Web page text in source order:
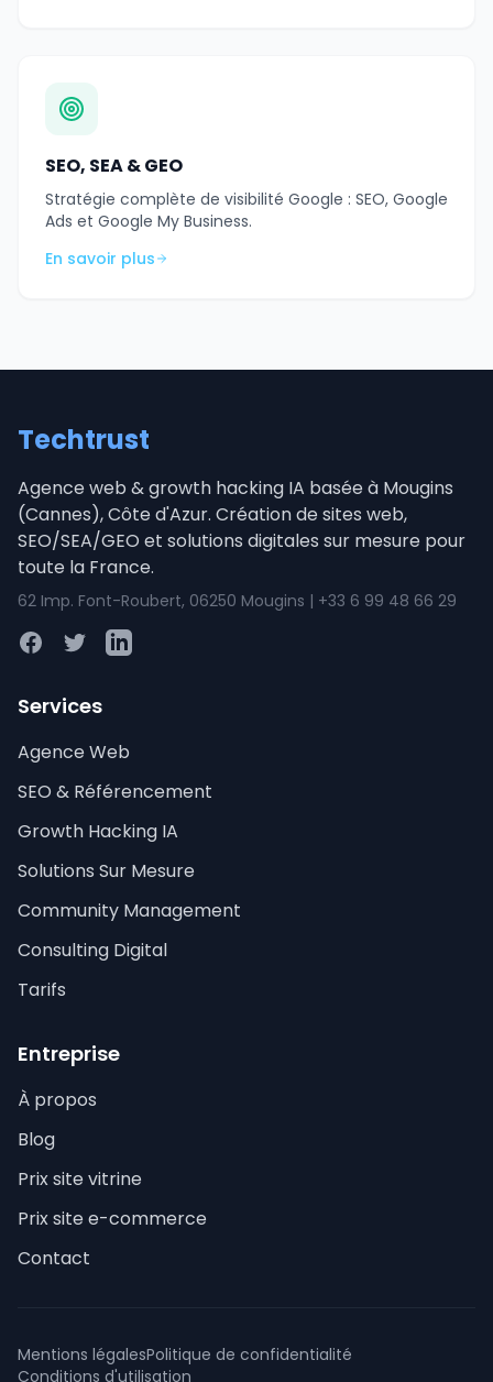
SEO, SEA & GEO
Stratégie complète de visibilité Google : SEO, Google
Ads et Google My Business.
En savoir plus
Techtrust
Agence web & growth hacking IA basée à Mougins
(Cannes), Côte d'Azur. Création de sites web,
SEO/SEA/GEO et solutions digitales sur mesure pour
toute la France.
62 Imp. Font-Roubert, 06250 Mougins | +33 6 99 48 66 29
FacebookTwitterLinkedIn
Services
Agence Web
SEO & Référencement
Growth Hacking IA
Solutions Sur Mesure
Community Management
Consulting Digital
Tarifs
Entreprise
À propos
Blog
Prix site vitrine
Prix site e-commerce
Contact
Mentions légalesPolitique de confidentialité
Conditions d'utilisation